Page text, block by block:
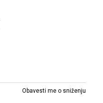
Obavesti me o sniženju